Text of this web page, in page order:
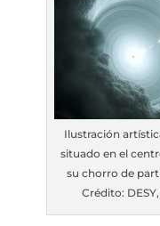
Ilustración
situado en el
su chorro de
Crédito: